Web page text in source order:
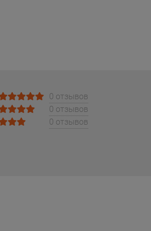
0 отзывов
0 отзывов
0 отзывов